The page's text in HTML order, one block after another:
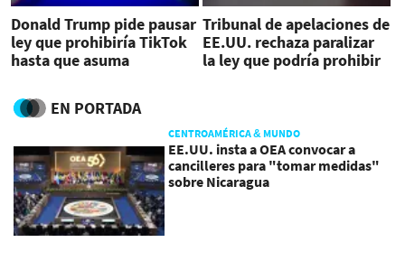
Donald Trump pide pausar
ley que prohibiría TikTok
hasta que asuma
Tribunal de apelaciones de
EE.UU. rechaza paralizar
la ley que podría prohibir
EN PORTADA
CENTROAMÉRICA & MUNDO
EE.UU. insta a OEA convocar a
cancilleres para "tomar medidas"
sobre Nicaragua